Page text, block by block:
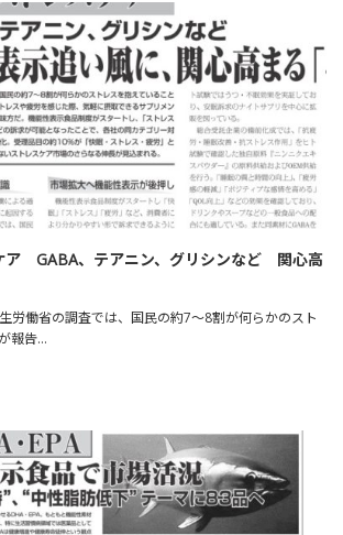
ア GABA、テアニン、グリシンなど 関心高
労働省の調査では、国民の約7～8割が何らかのスト
報告…